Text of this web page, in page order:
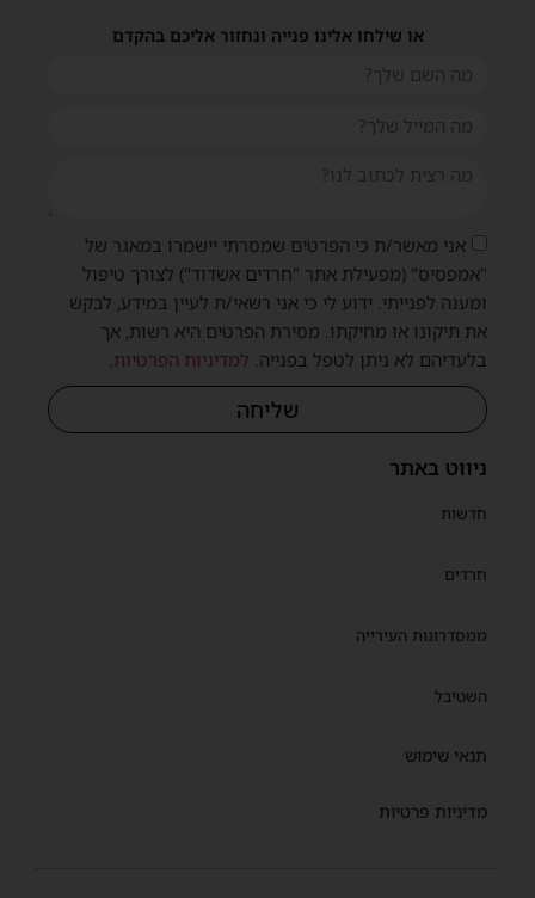
ניווט באתר
חדשות
חרדים
ממסדרונות העירייה
השטיבל
תנאי שימוש
מדיניות פרטיות
או שילחו אלינו פנייה ונחזור אליכם בהקדם
אני מאשר/ת כי הפרטים שמסרתי יישמרו במאגר של
"אמפסיס" (מפעילת אתר "חרדים אשדוד") לצורך טיפול
ומענה לפנייתי. ידוע לי כי אני רשאי/ת לעיין במידע, לבקש
את תיקונו או מחיקתו. מסירת הפרטים היא רשות, אך
בלעדיהם לא ניתן לטפל בפנייה.למדיניות הפרטיות.
שליחה